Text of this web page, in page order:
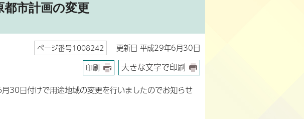
市計画の変更
ページ番号1008242 更新日 平成29年6月30日
印刷 大きな文字で印刷
30日付けで用途地域の変更を行いましたのでお知らせ